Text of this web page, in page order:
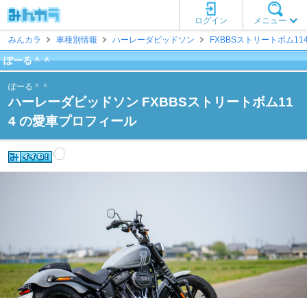
メニュー
ログイン
みんカラ
車種別情報 ハーレーダビッドソン FXBBSストリートボム
ぽーる＾＾
ぽーる＾＾
ハーレーダビッドソン FXBBSストリートボム11
4 の愛車プロフィール